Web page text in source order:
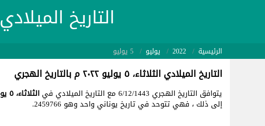
التاريخ الميلادي 2022/07/05 بالهجري والشمسي
الرئيسية 2022 يوليو 5 يوليو
التاريخ الميلادي الثلاثاء، ٥ يوليو ٢٠٢٢ م بالتاريخ الهجري
يتوافق التاريخ الهجري 6/12/1443 مع التاريخ الميلادي في الثلاثاء، ٥ يوليو ٢٠٢٢ م
إلى ذلك ، فهي تتوحد في تاريخ يوناني واحد وهو 2459766.